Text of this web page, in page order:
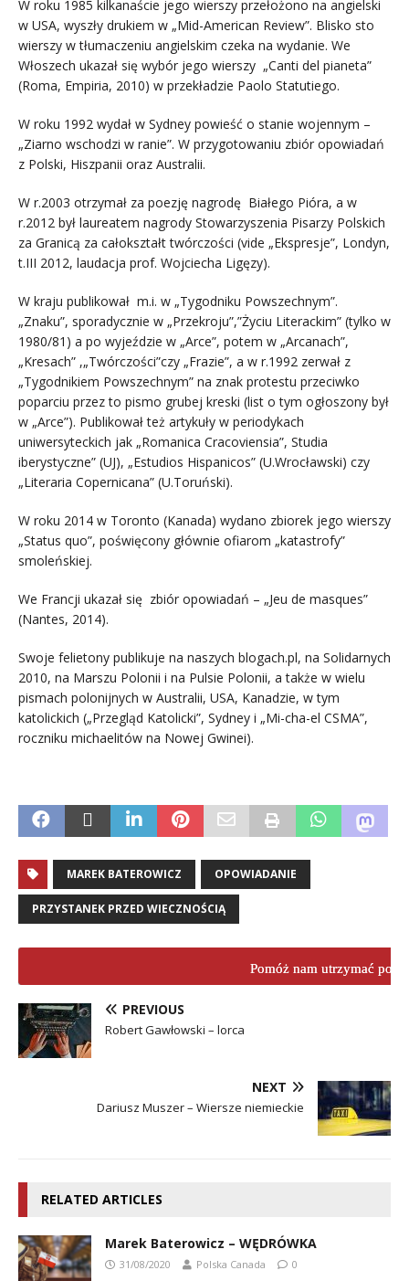
W roku 1985 kilkanaście jego wierszy przełożono na angielski
w USA, wyszły drukiem w „Mid-American Review”. Blisko sto
wierszy w tłumaczeniu angielskim czeka na wydanie. We
Włoszech ukazał się wybór jego wierszy „Canti del pianeta”
(Roma, Empiria, 2010) w przekładzie Paolo Statutiego.
W roku 1992 wydał w Sydney powieść o stanie wojennym –
„Ziarno wschodzi w ranie”. W przygotowaniu zbiór opowiadań
z Polski, Hiszpanii oraz Australii.
W r.2003 otrzymał za poezję nagrodę Białego Pióra, a w
r.2012 był laureatem nagrody Stowarzyszenia Pisarzy Polskich
za Granicą za całokształt twórczości (vide „Ekspresje”, Londyn,
t.III 2012, laudacja prof. Wojciecha Ligęzy).
W kraju publikował m.i. w „Tygodniku Powszechnym”.
„Znaku”, sporadycznie w „Przekroju”,”Życiu Literackim” (tylko w
1980/81) a po wyjeździe w „Arce”, potem w „Arcanach”,
„Kresach” ,„Twórczości”czy „Frazie”, a w r.1992 zerwał z
„Tygodnikiem Powszechnym” na znak protestu przeciwko
poparciu przez to pismo grubej kreski (list o tym ogłoszony był
w „Arce”). Publikował też artykuły w periodykach
uniwersyteckich jak „Romanica Cracoviensia”, Studia
iberystyczne” (UJ), „Estudios Hispanicos” (U.Wrocławski) czy
„Literaria Copernicana” (U.Toruński).
W roku 2014 w Toronto (Kanada) wydano zbiorek jego wierszy
„Status quo”, poświęcony głównie ofiarom „katastrofy”
smoleńskiej.
We Francji ukazał się zbiór opowiadań – „Jeu de masques”
(Nantes, 2014).
Swoje felietony publikuje na naszych blogach.pl, na Solidarnych
2010, na Marszu Polonii i na Pulsie Polonii, a także w wielu
pismach polonijnych w Australii, USA, Kanadzie, w tym
katolickich („Przegląd Katolicki”, Sydney i „Mi-cha-el CSMA”,
roczniku michaelitów na Nowej Gwinei).
MAREK BATEROWICZ OPOWIADANIE
PRZYSTANEK PRZED WIECZNOŚCIĄ
Pomóż nam utrzymać
PREVIOUS
Robert Gawłowski – lorca
NEXT
Dariusz Muszer – Wiersze niemieckie
RELATED ARTICLES
Marek Baterowicz – WĘDRÓWKA
31/08/2020 Polska Canada 0